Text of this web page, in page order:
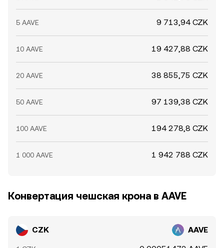
5 AAVE 9 713,94 CZK
10 AAVE 19 427,88 CZK
20 AAVE 38 855,75 CZK
50 AAVE 97 139,38 CZK
100 AAVE 194 278,8 CZK
1 000 AAVE 1 942 788 CZK
Конвертация чешская крона в AAVE
CZK AAVE